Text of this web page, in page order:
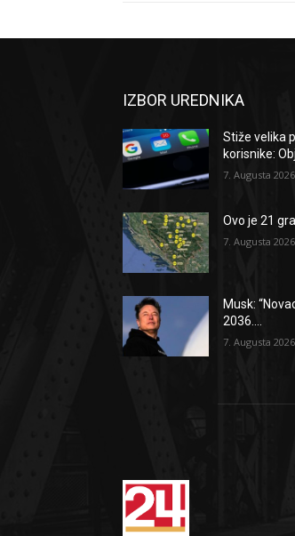
IZBOR UREDNIKA
Stiže velika
korisnike:
7. Augusta 2026.
Ovo je 21
7. Augusta 2026.
Musk:
2036....
7. Augusta 2026.